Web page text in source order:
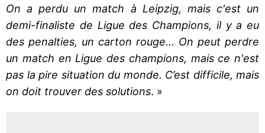
On a perdu un match à Leipzig, mais c'est un
demi-finaliste de Ligue des Champions, il y a eu
des penalties, un carton rouge... On peut perdre
un match en Ligue des champions, mais ce n'est
pas la pire situation du monde. C’est difficile, mais
on doit trouver des solutions. »